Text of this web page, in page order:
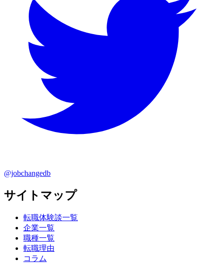
@jobchangedb
サイトマップ
転職体験談一覧
企業一覧
職種一覧
転職理由
コラム